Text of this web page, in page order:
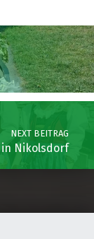
NEXT BEITRAG
in Nikolsdorf